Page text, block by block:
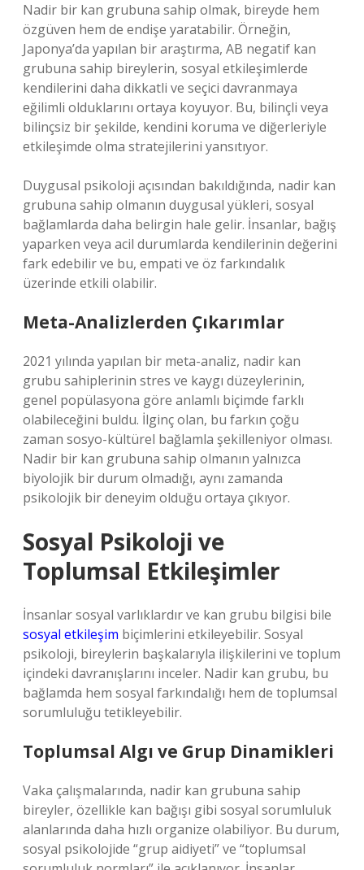
Nadir bir kan grubuna sahip olmak, bireyde hem
özgüven hem de endişe yaratabilir. Örneğin,
Japonya’da yapılan bir araştırma, AB negatif kan
grubuna sahip bireylerin, sosyal etkileşimlerde
kendilerini daha dikkatli ve seçici davranmaya
eğilimli olduklarını ortaya koyuyor. Bu, bilinçli veya
bilinçsiz bir şekilde, kendini koruma ve diğerleriyle
etkileşimde olma stratejilerini yansıtıyor.
Duygusal psikoloji açısından bakıldığında, nadir kan
grubuna sahip olmanın duygusal yükleri, sosyal
bağlamlarda daha belirgin hale gelir. İnsanlar, bağış
yaparken veya acil durumlarda kendilerinin değerini
fark edebilir ve bu, empati ve öz farkındalık
üzerinde etkili olabilir.
Meta-Analizlerden Çıkarımlar
2021 yılında yapılan bir meta-analiz, nadir kan
grubu sahiplerinin stres ve kaygı düzeylerinin,
genel popülasyona göre anlamlı biçimde farklı
olabileceğini buldu. İlginç olan, bu farkın çoğu
zaman sosyo-kültürel bağlamla şekilleniyor olması.
Nadir bir kan grubuna sahip olmanın yalnızca
biyolojik bir durum olmadığı, aynı zamanda
psikolojik bir deneyim olduğu ortaya çıkıyor.
Sosyal Psikoloji ve
Toplumsal Etkileşimler
İnsanlar sosyal varlıklardır ve kan grubu bilgisi bile
sosyal etkileşim biçimlerini etkileyebilir. Sosyal
psikoloji, bireylerin başkalarıyla ilişkilerini ve toplum
içindeki davranışlarını inceler. Nadir kan grubu, bu
bağlamda hem sosyal farkındalığı hem de toplumsal
sorumluluğu tetikleyebilir.
Toplumsal Algı ve Grup Dinamikleri
Vaka çalışmalarında, nadir kan grubuna sahip
bireyler, özellikle kan bağışı gibi sosyal sorumluluk
alanlarında daha hızlı organize olabiliyor. Bu durum,
sosyal psikolojide “grup aidiyeti” ve “toplumsal